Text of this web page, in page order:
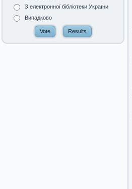
З електронної бібліотеки України
Випадково